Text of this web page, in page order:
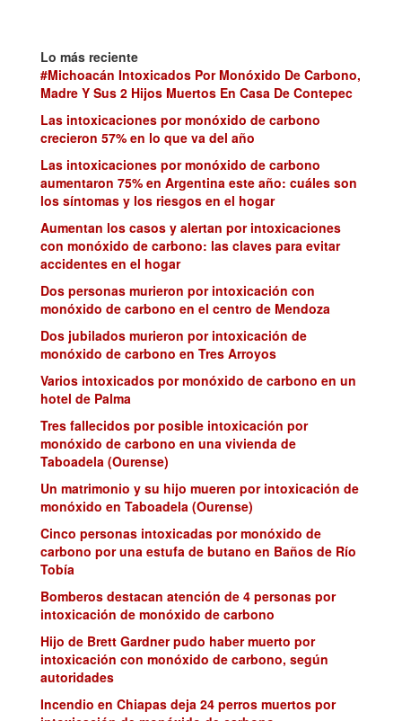
Lo más reciente
#Michoacán Intoxicados Por Monóxido De Carbono,
Madre Y Sus 2 Hijos Muertos En Casa De Contepec
Las intoxicaciones por monóxido de carbono
crecieron 57% en lo que va del año
Las intoxicaciones por monóxido de carbono
aumentaron 75% en Argentina este año: cuáles son
los síntomas y los riesgos en el hogar
Aumentan los casos y alertan por intoxicaciones
con monóxido de carbono: las claves para evitar
accidentes en el hogar
Dos personas murieron por intoxicación con
monóxido de carbono en el centro de Mendoza
Dos jubilados murieron por intoxicación de
monóxido de carbono en Tres Arroyos
Varios intoxicados por monóxido de carbono en un
hotel de Palma
Tres fallecidos por posible intoxicación por
monóxido de carbono en una vivienda de
Taboadela (Ourense)
Un matrimonio y su hijo mueren por intoxicación de
monóxido en Taboadela (Ourense)
Cinco personas intoxicadas por monóxido de
carbono por una estufa de butano en Baños de Río
Tobía
Bomberos destacan atención de 4 personas por
intoxicación de monóxido de carbono
Hijo de Brett Gardner pudo haber muerto por
intoxicación con monóxido de carbono, según
autoridades
Incendio en Chiapas deja 24 perros muertos por